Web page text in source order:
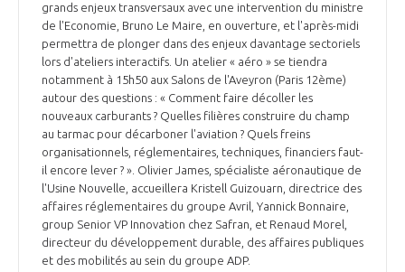
grands enjeux transversaux avec une intervention du ministre
de l'Economie, Bruno Le Maire, en ouverture, et l'après-midi
permettra de plonger dans des enjeux davantage sectoriels
lors d'ateliers interactifs. Un atelier « aéro » se tiendra
notamment à 15h50 aux Salons de l'Aveyron (Paris 12ème)
autour des questions : « Comment faire décoller les
nouveaux carburants ? Quelles filières construire du champ
au tarmac pour décarboner l'aviation ? Quels freins
organisationnels, réglementaires, techniques, financiers faut-
il encore lever ? ». Olivier James, spécialiste aéronautique de
l'Usine Nouvelle, accueillera Kristell Guizouarn, directrice des
affaires réglementaires du groupe Avril, Yannick Bonnaire,
group Senior VP Innovation chez Safran, et Renaud Morel,
directeur du développement durable, des affaires publiques
et des mobilités au sein du groupe ADP.